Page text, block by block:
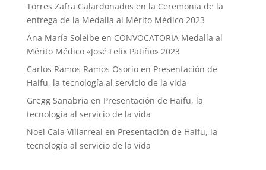
Torres Zafra Galardonados en la Ceremonia de la
entrega de la Medalla al Mérito Médico 2023
Ana María Soleibe en CONVOCATORIA Medalla al
Mérito Médico «José Felix Patiño» 2023
Carlos Ramos Ramos Osorioen Presentación de
Haifu, la tecnología al servicio de la vida
Gregg Sanabria en Presentación de Haifu, la
tecnología al servicio de la vida
Noel Cala Villarreal en Presentación de Haifu, la
tecnología al servicio de la vida